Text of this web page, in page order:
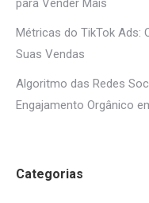
para Vender Mais
Métricas do TikTok Ads:
Suas Vendas
Algoritmo das Redes
Engajamento Orgânico
Categorias